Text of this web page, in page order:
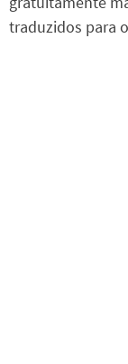
traduzidos para